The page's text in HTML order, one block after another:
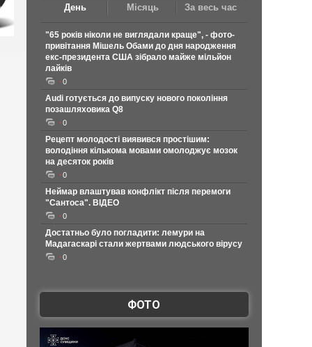
День Місяць За весь час
"65 років ніколи не виглядали краще", - фото-
привітання Мішель Обами до дня народження
екс-президента США зібрало майже мільйон
лайків
0
Audi готується до випуску нового покоління
позашляховика Q8
0
Рецепт молодості виявився простішим:
володіння кількома мовами омолоджує мозок
на десяток років
0
Неймар влаштував конфлікт після перемоги
"Сантоса". ВІДЕО
0
Достатньо було погладити: лемури на
Мадагаскарі стали жертвами людського вірусу
0
ФОТО